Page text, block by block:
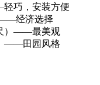
轻巧，安装方便
——经济选择
）——最美观
——田园风格